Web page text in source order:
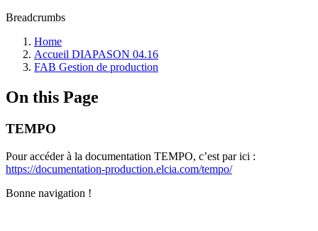
Breadcrumbs
Home
Accueil DIAPASON 04.16
FAB Gestion de production
On this Page
TEMPO
Pour accéder à la documentation TEMPO, c’est par ici :
https://documentation-production.elcia.com/tempo/
Bonne navigation !